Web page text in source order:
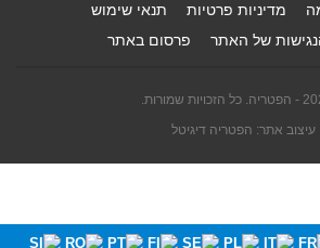
מדיניות פרטיות
תנאי שימוש
של האתר
פרסום באתר
עיצוב אתר: הפטריה דיגיטל